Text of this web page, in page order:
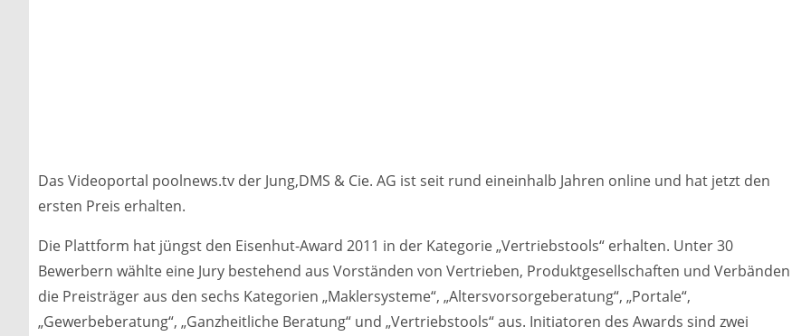
Das Videoportal poolnews.tv der Jung,DMS & Cie. AG ist seit rund eineinhalb Jahren online und hat jetzt den
ersten Preis erhalten.
Die Plattform hat jüngst den Eisenhut-Award 2011 in der Kategorie „Vertriebstools“ erhalten. Unter 30
Bewerbern wählte eine Jury bestehend aus Vorständen von Vertrieben, Produktgesellschaften und Verbänden
die Preisträger aus den sechs Kategorien „Maklersysteme“, „Altersvorsorgeberatung“, „Portale“,
„Gewerbeberatung“, „Ganzheitliche Beratung“ und „Vertriebstools“ aus. Initiatoren des Awards sind zwei